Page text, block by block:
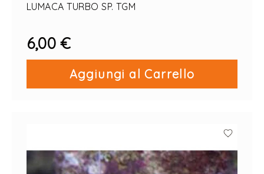
LUMACA TURBO SP. TGM
6,00 €
Aggiungi al Carrello